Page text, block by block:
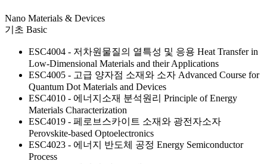
Nano Materials & Devices
기초 Basic
ESC4004 - 저차원물질의 열특성 및 응용 Heat Transfer in
Low-Dimensional Materials and their Applications
ESC4005 - 고급 양자점 소재와 소자 Advanced Course for
Quantum Dot Materials and Devices
ESC4010 - 에너지소재 분석원리 Principle of Energy
Materials Characterization
ESC4019 - 페로브스카이트 소재와 광전자소자
Perovskite-based Optoelectronics
ESC4023 - 에너지 반도체 공정 Energy Semiconductor
Process